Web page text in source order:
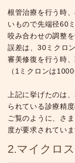
根管治療を行う時
いもので先端径60
咬み合わせの調整
誤差は、30ミクロン
審美修復を行う時
（1ミクロンは
上記に挙げたのは
られている診療精度
ご覧のように、さ
度が要求されていま
2.マイクロ